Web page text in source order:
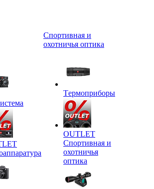
Спортивная и
охотничья оптика
Tермоприборы
OUTLET
Спортивная и
охотничья
оптика